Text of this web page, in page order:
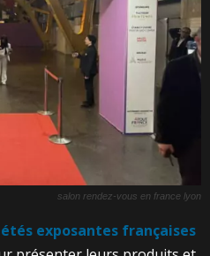
salon rendez-vous en france lyon
exposantes françaises